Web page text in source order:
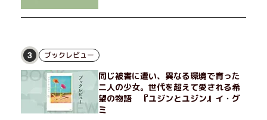
3 ブックレビュー
同じ被害に遭い、異なる環境で育った
二人の少女。世代を超えて愛される希
望の物語 『ユジンとユジン』イ・グ
ミ